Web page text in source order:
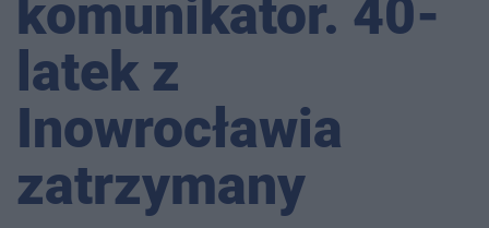
komunikator. 40-
latek z
Inowrocławia
zatrzymany